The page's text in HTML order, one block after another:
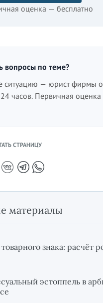
оценка — бесплатно
вопросы по теме?
ситуацию — юрист фирмы
часов. Первичная
СТРАНИЦУ
материалы
знака: расчёт
эстоппель в